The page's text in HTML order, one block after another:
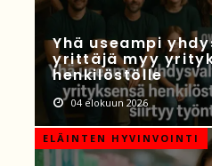
Yhä useampi
yrittäjä myy
henkilöstölle
04 elokuun 2026
ELÄINTEN HYVINVOINTI